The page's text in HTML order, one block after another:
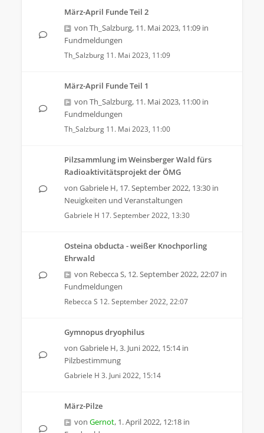
März-April Funde Teil 2
von Th_Salzburg, 11. Mai 2023, 11:09 in
Fundmeldungen
Th_Salzburg 11. Mai 2023, 11:09
März-April Funde Teil 1
von Th_Salzburg, 11. Mai 2023, 11:00 in
Fundmeldungen
Th_Salzburg 11. Mai 2023, 11:00
Pilzsammlung im Weinsberger Wald fürs
Radioaktivitätsprojekt der ÖMG
von Gabriele H, 17. September 2022, 13:30 in
Neuigkeiten und Veranstaltungen
Gabriele H 17. September 2022, 13:30
Osteina obducta - weißer Knochporling
Ehrwald
von Rebecca S, 12. September 2022, 22:07 in
Fundmeldungen
Rebecca S 12. September 2022, 22:07
Gymnopus dryophilus
von Gabriele H,3. Juni 2022, 15:14in
Pilzbestimmung
Gabriele H 3. Juni 2022, 15:14
März-Pilze
von Gernot, 1. April 2022, 12:18 in